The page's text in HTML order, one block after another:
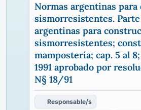
Normas argentinas
sismorresistentes.
argentinas para
sismorresistentes;
mampostería; cap. 5 al
1991 aprobado por
N§ 18/91
Responsable/s